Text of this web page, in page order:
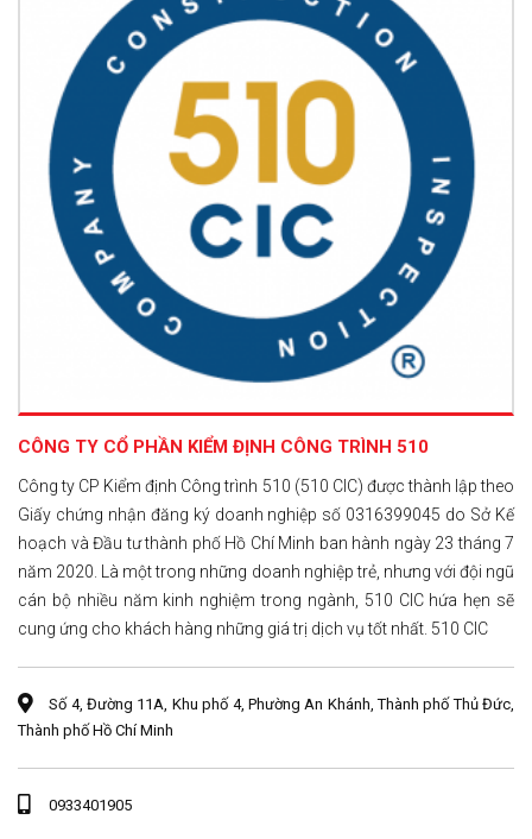
CÔNG TY CỔ PHẦN KIỂM ĐỊNH CÔNG TRÌNH 510
Công ty CP Kiểm định Công trình 510 (510 CIC) được thành lập theo
Giấy chứng nhận đăng ký doanh nghiệp số 0316399045 do Sở Kế
hoạch và Đầu tư thành phố Hồ Chí Minh ban hành ngày 23 tháng 7
năm 2020. Là một trong những doanh nghiệp trẻ, nhưng với đội ngũ
cán bộ nhiều năm kinh nghiệm trong ngành, 510 CIC hứa hẹn sẽ
cung ứng cho khách hàng những giá trị dịch vụ tốt nhất. 510 CIC
Số 4, Đường 11A, Khu phố 4, Phường An Khánh, Thành phố Thủ Đức,
Thành phố Hồ Chí Minh
0933401905